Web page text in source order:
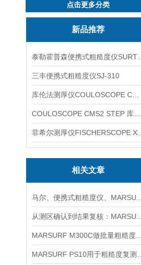
点击更多分类
新品推荐
三丰便携式粗糙度仪SJ-310
相关文章